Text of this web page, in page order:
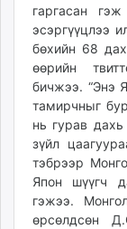
times.mn
tvmongolia.mn
mass.mn
unegui.mn
assa.mn
toim.mn
tac.mn
paparazzi.mn
unread.today
гаргасан
эсэргүүцлээ
бөхийн 68
өөрийн
бичжээ. “Энэ
тамирчныг
нь гурав
зүйл
тэбрээр
Япон шүүгч
гэжээ.
өрсөлдсөн